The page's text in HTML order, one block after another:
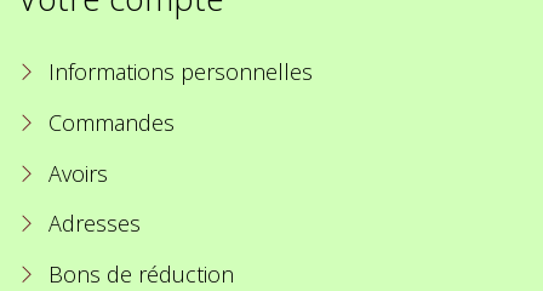
Informations personnelles
Commandes
Avoirs
Adresses
Bons de réduction